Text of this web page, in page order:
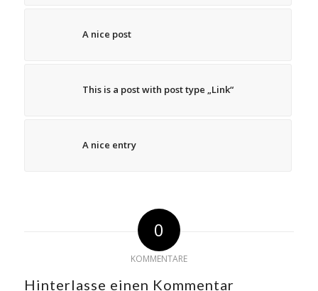
A nice post
This is a post with post type „Link“
A nice entry
0
KOMMENTARE
Hinterlasse einen Kommentar